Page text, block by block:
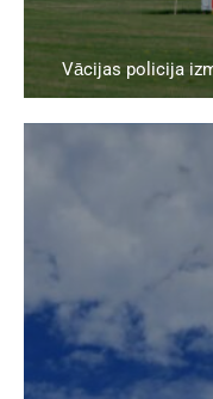
Vācijas policija